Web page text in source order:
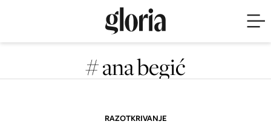
# ana begić
RAZOTKRIVANJE